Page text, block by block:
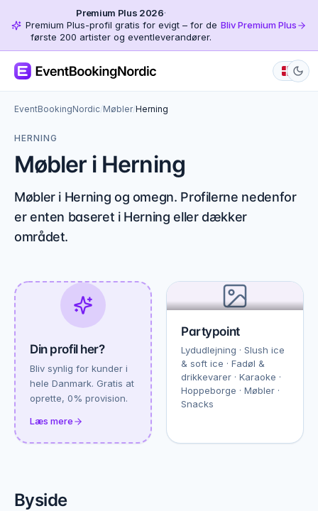
Premium Plus 2026·
Premium Plus-profil gratis for evigt – for de
første 200 artister og eventleverandører.
Bliv Premium Plus
EventBookingNordic/Møbler/Herning
HERNING
Møbler i Herning
Møbler i Herning og omegn. Profilerne nedenfor
er enten baseret i Herning eller dækker
området.
Din profil her?
Bliv synlig for kunder i
hele Danmark. Gratis at
oprette, 0% provision.
Læs mere
Partypoint
Lydudlejning · Slush ice
& soft ice · Fadøl &
drikkevarer · Karaoke ·
Hoppeborge · Møbler ·
Snacks
Byside